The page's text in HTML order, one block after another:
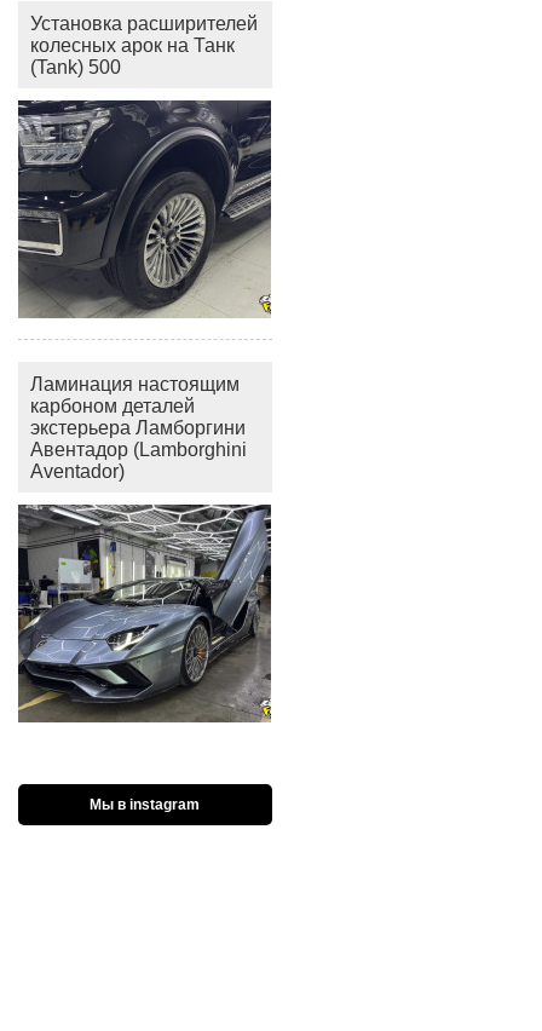
Установка расширителей
колесных арок на Танк
(Tank) 500
Ламинация настоящим
карбоном деталей
экстерьера Ламборгини
Авентадор (Lamborghini
Aventador)
Мы в instagram